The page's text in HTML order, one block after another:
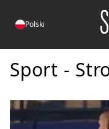
Polski
Sport -